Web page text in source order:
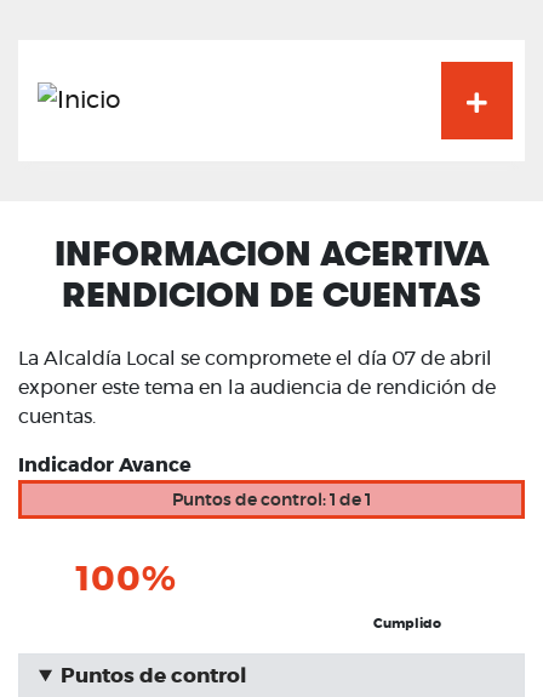
INFORMACION ACERTIVA
RENDICION DE CUENTAS
La Alcaldía Local se compromete el día 07 de abril
exponer este tema en la audiencia de rendición de
cuentas.
Indicador Avance
Puntos de control: 1 de 1
100%
Cumplido
Puntos de control